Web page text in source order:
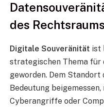
des Rechtsraums
Digitale Souveränität ist
strategischen Thema für
geworden. Dem Standort
Bedeutung
Cyberangriffe oder